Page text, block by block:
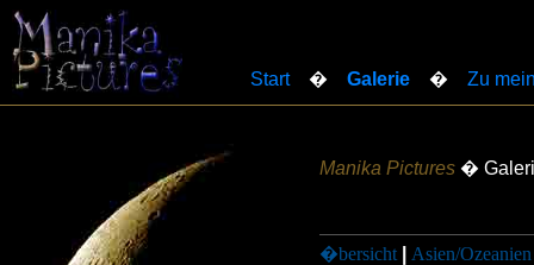
Start� Galerie � Zu
Manika Pictures �
�bersicht Asien/Ozeanien